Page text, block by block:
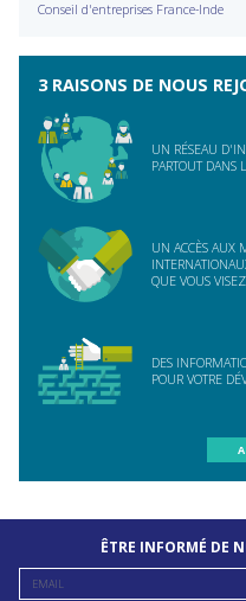
Conseil d'entreprises France-Inde
3 RAISONS DE NOUS
UN RÉSEAU
PARTOUT DANS
UN ACCÈS AUX
QUE VOUS VISEZ
DES
POUR VOTRE
ÊTRE INFORMÉ DE